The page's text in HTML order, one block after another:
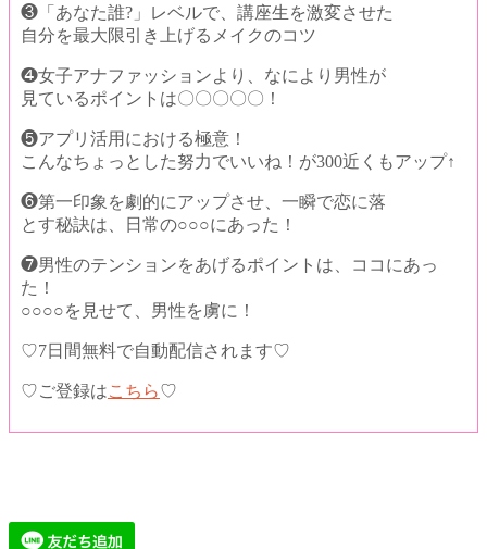
❸「あなた誰?」レベルで、講座生を激変させた
自分を最大限引き上げるメイクのコツ
❹女子アナファッションより、 なにより男性が
見ているポイントは〇〇〇〇〇！
❺アプリ活用における極意！
こんなちょっとした努力でいいね！が300近くもアップ↑
❻第一印象を劇的にアップさせ、 一瞬で恋に落
とす秘訣は、日常の○○○にあった！
❼男性のテンションをあげるポイントは、ココにあっ
た！
○○○○を見せて、男性を虜に！
♡7日間無料で自動配信されます♡
♡ご登録はこちら♡